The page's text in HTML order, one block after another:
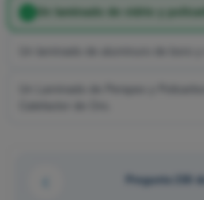
Un laminado de vidrio y
Pregunta 230